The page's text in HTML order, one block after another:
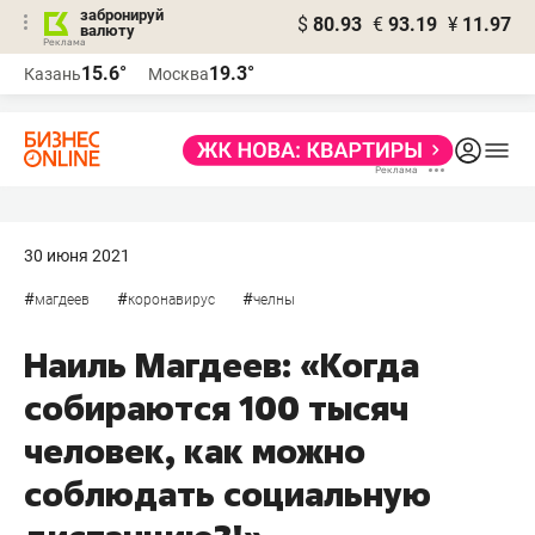
забронируй
валюту
$ 80.93 € 93.19 ¥ 11.97
Казань15.6° Москва19.3°
30 июня 2021
#магдеев #коронавирус #челны
Наиль Магдеев: «Когда
собираются 100 тысяч
человек, как можно
соблюдать социальную